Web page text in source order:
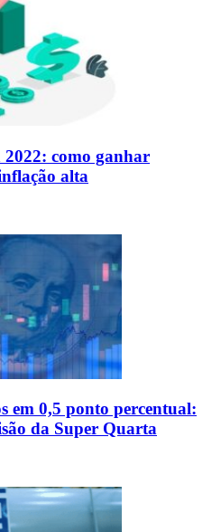
2022: como ganhar
alta
em 0,5 ponto percentual:
da Super Quarta